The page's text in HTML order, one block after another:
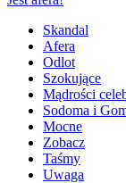
Skandal
Afera
Odlot
Szokujące
Mądrości
Sodoma i
Mocne
Zobacz
Taśmy
Uwaga